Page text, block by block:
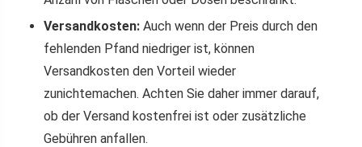
Versandkosten: Auch wenn der Preis durch den
fehlenden Pfand niedriger ist, können
Versandkosten den Vorteil wieder
zunichtemachen. Achten Sie daher immer darauf,
ob der Versand kostenfrei ist oder zusätzliche
Gebühren anfallen.